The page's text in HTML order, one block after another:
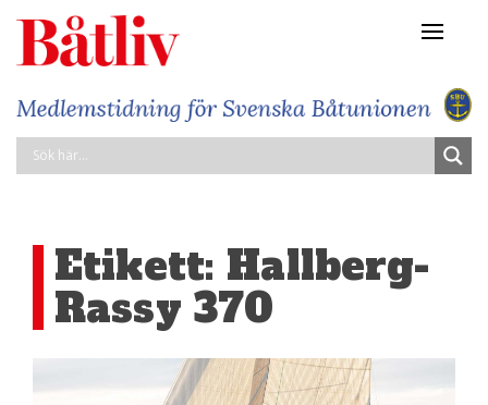
Etikett: Hallberg-
Rassy 370